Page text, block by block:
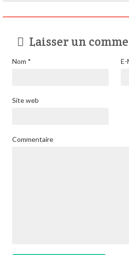
Laisser un
Nom * E-
Site web
Commentaire